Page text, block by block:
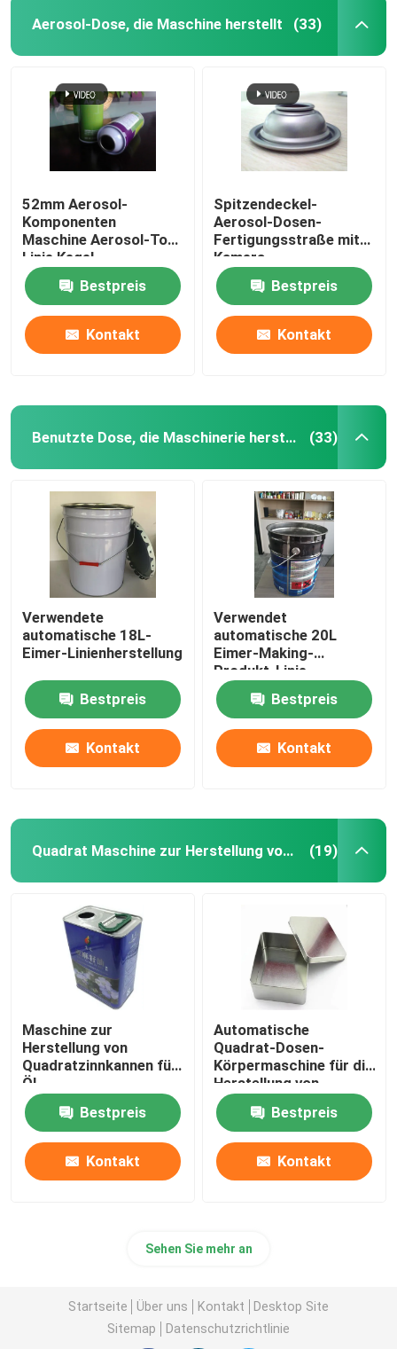
Aerosol-Dose, die Maschine herstellt (33)
52mm Aerosol-
Komponenten
Maschine Aerosol-Top-
Linie Kegel-
Produktionslinie
Bestpreis
Kontakt
Spitzendeckel-
Aerosol-Dosen-
Fertigungsstraße mit
Kamera-
Kontrollsystem
Bestpreis
Kontakt
Benutzte Dose, die Maschinerie herstellt (33)
Verwendete
automatische 18L-
Eimer-Linienherstellung
Bestpreis
Kontakt
Verwendet
automatische 20L
Eimer-Making-
Produkt-Linie
Bestpreis
Kontakt
Quadrat Maschine zur Herstellung von Blechdosen (19)
Maschine zur
Herstellung von
Quadratzinnkannen für
Öl
Bestpreis
Kontakt
Automatische
Quadrat-Dosen-
Körpermaschine für die
Herstellung von
Lebensmitteln
Bestpreis
Kontakt
Sehen Sie mehr an
Startseite Über uns Kontakt
Desktop Site
Sitemap
Datenschutzrichtlinie